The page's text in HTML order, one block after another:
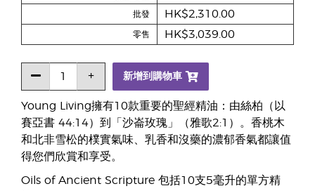
Young Living擁有10款重要的聖經精油：由絲柏（以
賽亞書 44:14）到「沙崙玫瑰」（雅歌2:1）。香桃木
和北非雪松的樸實氣味、乳香和沒藥的濃郁香氣都讓值
得您們欣賞和享受。
Oils of Ancient Scripture 包括10支5毫升的單方精
批發 HK$2,310.00
零售 HK$3,039.00
新增到購物車